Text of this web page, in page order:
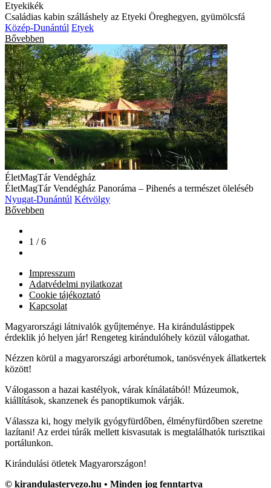
Etyekikék
Családias kabin szálláshely az Etyeki Öreghegyen, gyümölcsfá
Közép-Dunántúl Etyek
Bővebben
ÉletMagTár Vendégház
ÉletMagTár Vendégház Panoráma – Pihenés a természet öleléséb
Nyugat-Dunántúl Kétvölgy
Bővebben
1 / 6
Impresszum
Adatvédelmi nyilatkozat
Cookie tájékoztató
Kapcsolat
Magyarországi látnivalók gyűjteménye. Ha kirándulástippek
érdeklik jó helyen jár! Rengeteg kirándulóhely közül válogathat.
Nézzen körül a magyarországi arborétumok, tanösvények állatkertek
között!
Válogasson a hazai kastélyok, várak kínálatából! Múzeumok,
kiállítások, skanzenek és panoptikumok várják.
Válassza ki, hogy melyik gyógyfürdőben, élményfürdőben szeretne
lazítani! Az erdei túrák mellett kisvasutak is megtalálhatók turisztikai
portálunkon.
Kirándulási ötletek Magyarországon!
© kirandulastervezo.hu • Minden jog fenntartva